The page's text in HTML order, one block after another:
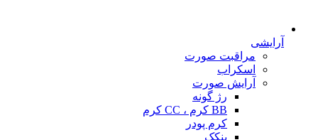
آرایشی
مراقبت صورت
اسکراب
آرایش صورت
رژ گونه
BB کرم ، CC کرم
کرم پودر
پنکک